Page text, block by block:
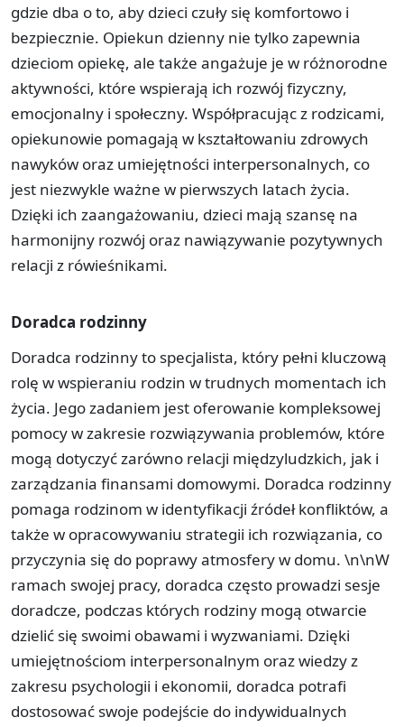
gdzie dba o to, aby dzieci czuły się komfortowo i
bezpiecznie. Opiekun dzienny nie tylko zapewnia
dzieciom opiekę, ale także angażuje je w różnorodne
aktywności, które wspierają ich rozwój fizyczny,
emocjonalny i społeczny. Współpracując z rodzicami,
opiekunowie pomagają w kształtowaniu zdrowych
nawyków oraz umiejętności interpersonalnych, co
jest niezwykle ważne w pierwszych latach życia.
Dzięki ich zaangażowaniu, dzieci mają szansę na
harmonijny rozwój oraz nawiązywanie pozytywnych
relacji z rówieśnikami.
Doradca rodzinny
Doradca rodzinny to specjalista, który pełni kluczową
rolę w wspieraniu rodzin w trudnych momentach ich
życia. Jego zadaniem jest oferowanie kompleksowej
pomocy w zakresie rozwiązywania problemów, które
mogą dotyczyć zarówno relacji międzyludzkich, jak i
zarządzania finansami domowymi. Doradca rodzinny
pomaga rodzinom w identyfikacji źródeł konfliktów, a
także w opracowywaniu strategii ich rozwiązania, co
przyczynia się do poprawy atmosfery w domu. \n\nW
ramach swojej pracy, doradca często prowadzi sesje
doradcze, podczas których rodziny mogą otwarcie
dzielić się swoimi obawami i wyzwaniami. Dzięki
umiejętnościom interpersonalnym oraz wiedzy z
zakresu psychologii i ekonomii, doradca potrafi
dostosować swoje podejście do indywidualnych